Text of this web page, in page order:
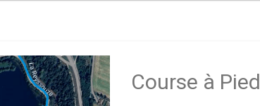
Course à Pied